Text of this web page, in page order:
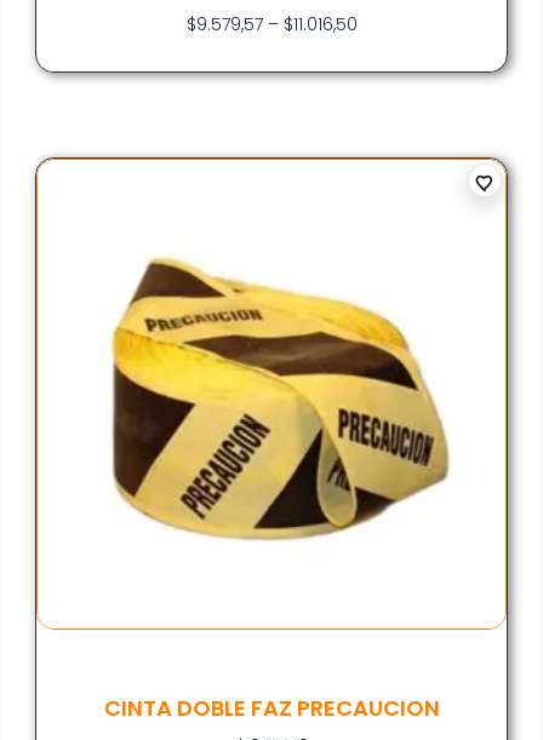
$9.579,57 – $11.016,50
CINTA DOBLE FAZ PRECAUCION